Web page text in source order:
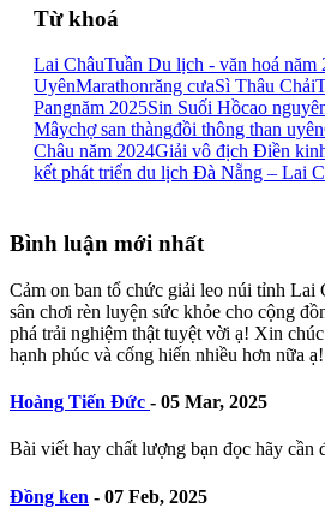
Từ khoá
Lai ChâuTuần Du lịch - văn hoá năm
UyênMarathonrăng cưaSì Thâu Chải
Pangnăm 2025Sin Suối Hồcao
Mâychợ san thàngđồi thông than uyên
Châu năm 2024Giải vô địch Điền
kết phát triển du lịch Đà Nẵng – Lai
Bình luận mới nhất
Cảm on ban tổ chức giải leo núi tỉnh Lai
sân chơi rèn luyện sức khỏe cho cộng
phá trải nghiệm thật tuyệt vời ạ! Xin
hạnh phúc và cống hiến nhiều hơn nữa ạ!
Hoàng Tiến Đức - 05 Mar, 2025
Bài viết hay chất lượng bạn đọc hãy cần
Đồng ken - 07 Feb, 2025